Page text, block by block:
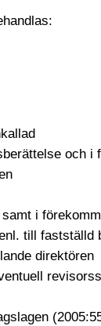
och i
i
till fastställd
direktören